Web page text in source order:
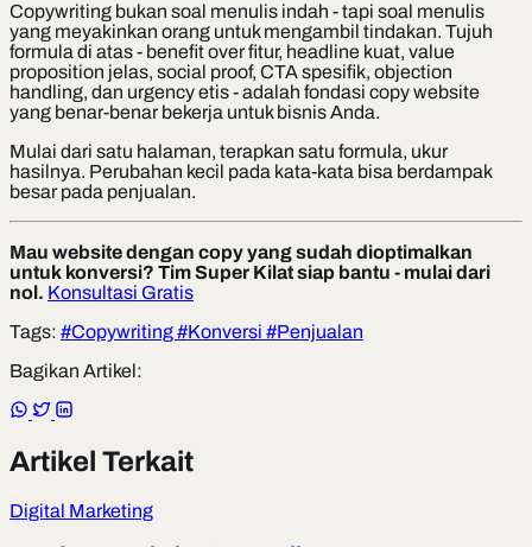
Copywriting bukan soal menulis indah - tapi soal menulis
yang meyakinkan orang untuk mengambil tindakan. Tujuh
formula di atas - benefit over fitur, headline kuat, value
proposition jelas, social proof, CTA spesifik, objection
handling, dan urgency etis - adalah fondasi copy website
yang benar-benar bekerja untuk bisnis Anda.
Mulai dari satu halaman, terapkan satu formula, ukur
hasilnya. Perubahan kecil pada kata-kata bisa berdampak
besar pada penjualan.
Mau website dengan copy yang sudah dioptimalkan
untuk konversi? Tim Super Kilat siap bantu - mulai dari
nol. Konsultasi Gratis
Tags: #Copywriting#Konversi #Penjualan
Bagikan Artikel:
Artikel Terkait
Digital Marketing